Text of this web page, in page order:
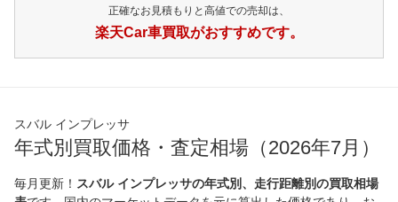
正確なお見積もりと高値での売却は、
楽天Car車買取がおすすめです。
スバル インプレッサ
年式別買取価格・査定相場（2026年7月）
毎月更新！ スバル インプレッサの年式別、走行距離別の買取相場